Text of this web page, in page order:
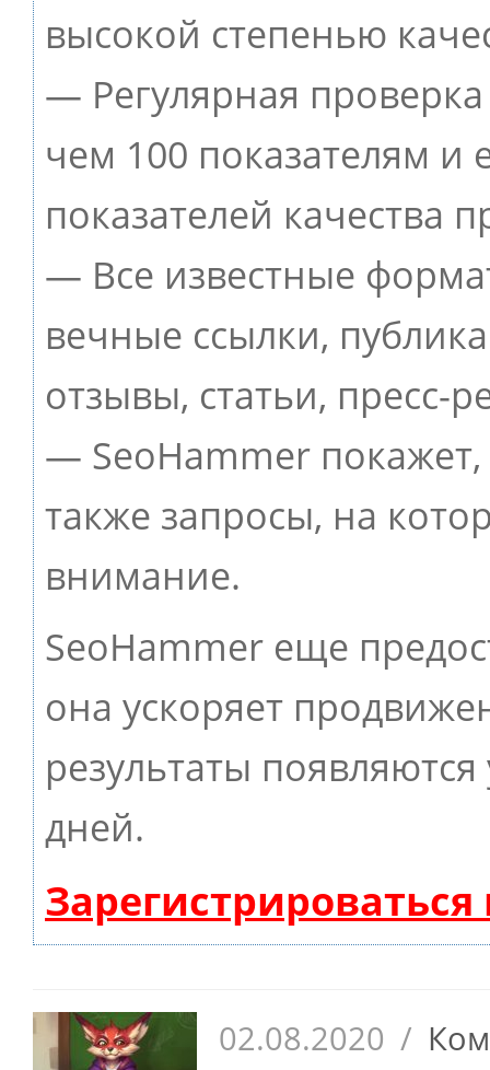
высокой степенью
— Регулярная
чем 100 показателям и
показателей качества
— Все известные
вечные ссылки,
отзывы, статьи, пресс-
— SeoHammer покажет,
также запросы, на
внимание.
SeoHammer еще
она ускоряет
результаты
дней.
02.08.2020 /